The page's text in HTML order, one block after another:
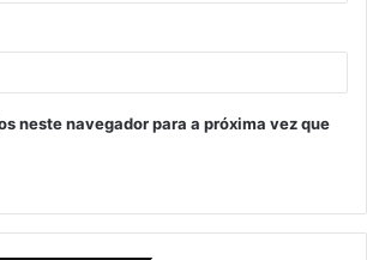
neste navegador para a próxima vez que